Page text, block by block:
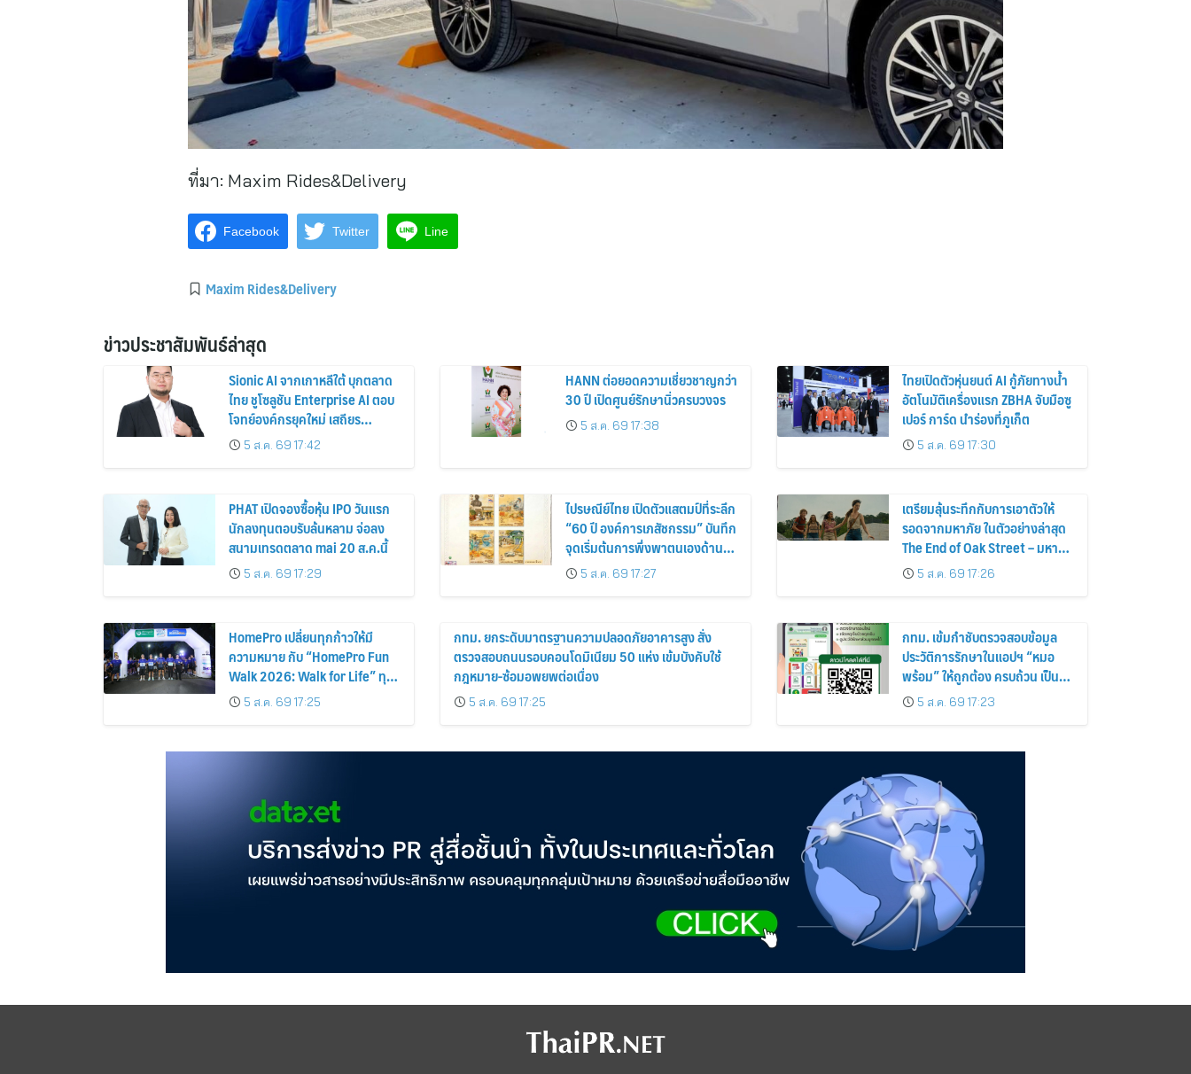
ที่มา: Maxim Rides&Delivery
Facebook Twitter Line
Maxim Rides&Delivery
ข่าวประชาสัมพันธ์ล่าสุด
Sionic AI จากเกาหลีใต้ บุกตลาด
ไทย ชูโซลูชัน Enterprise AI ตอบ
โจทย์องค์กรยุคใหม่ เสถียร
ปลอดภัย และใช้งานได้จริง
5 ส.ค. 69 17:42
HANN ต่อยอดความเชี่ยวชาญกว่า
30 ปี เปิดศูนย์รักษานิ่วครบวงจร
5 ส.ค. 69 17:38
ไทยเปิดตัวหุ่นยนต์ AI กู้ภัยทางน้ำ
อัตโนมัติเครื่องแรก ZBHA จับมือซู
เปอร์ การ์ด นำร่องที่ภูเก็ต
5 ส.ค. 69 17:30
PHAT เปิดจองซื้อหุ้น IPO วันแรก
นักลงทุนตอบรับล้นหลาม จ่อลง
สนามเทรดตลาด mai 20 ส.ค.นี้
5 ส.ค. 69 17:29
ไปรษณีย์ไทย เปิดตัวแสตมป์ที่ระลึก
“60 ปี องค์การเภสัชกรรม” บันทึก
จุดเริ่มต้นการพึ่งพาตนเองด้านยา
ของไทย สู่ 6 ทศวรรษแห่งการ
พัฒนาสุขภาพคนไทย
5 ส.ค. 69 17:27
เตรียมลุ้นระทึกกับการเอาตัวให้
รอดจากมหาภัย ในตัวอย่างล่าสุด
The End of Oak Street – มหาภัย
สุดถนนโอ๊ค
5 ส.ค. 69 17:26
HomePro เปลี่ยนทุกก้าวให้มี
ความหมาย กับ “HomePro Fun
Walk 2026: Walk for Life” ทุก
ก้าวที่เดิน… คือโอกาสแห่งการมี
ชีวิต
5 ส.ค. 69 17:25
กทม. ยกระดับมาตรฐานความปลอดภัยอาคารสูง สั่ง
ตรวจสอบถนนรอบคอนโดมิเนียม 50 แห่ง เข้มบังคับใช้
กฎหมาย-ซ้อมอพยพต่อเนื่อง
5 ส.ค. 69 17:25
กทม. เข้มกำชับตรวจสอบข้อมูล
ประวัติการรักษาในแอปฯ “หมอ
พร้อม” ให้ถูกต้อง ครบถ้วน เป็น
ปัจจุบันป้องกันสวมสิทธิการรักษา
5 ส.ค. 69 17:23